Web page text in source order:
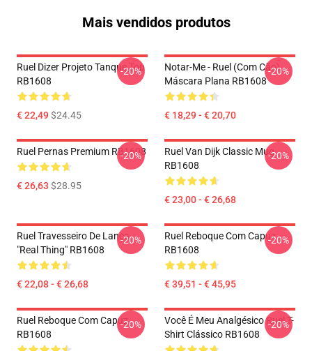
Mais vendidos produtos
Ruel Dizer Projeto Tanque Top
RB1608
€ 22,49$24.45
-20%
Notar-Me - Ruel (com Cão)
Máscara Plana RB1608
€ 18,29 - € 20,70
-20%
Ruel Pernas Premium RB1608
€ 26,63 $28.95
-20%
Ruel Van Dijk Classic Mug
RB1608
€ 23,00 - € 26,68
-20%
Ruel Travesseiro De Lança
"Real Thing" RB1608
€ 22,08 - € 26,68
-20%
Ruel Reboque Com Capuz
RB1608
€ 39,51 - € 45,95
-20%
Ruel Reboque Com Capuz
RB1608
-20%
Você É Meu Analgésico Ruel T-
Shirt Clássico RB1608
-20%